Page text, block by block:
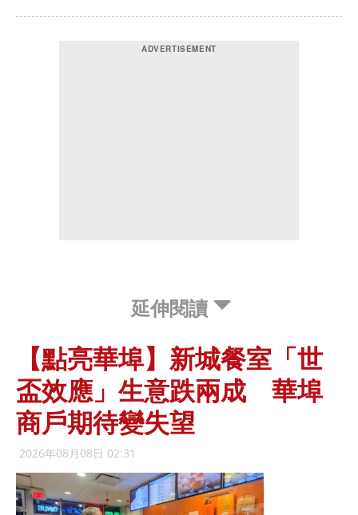
延伸閱讀
【點亮華埠】新城餐室「世
盃效應」生意跌兩成 華埠
商戶期待變失望
2026年08月08日 02:31